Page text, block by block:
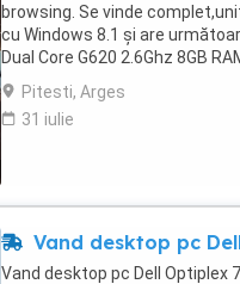
browsing. Se vinde
cu Windows 8.1 și are
Dual Core G620 2.6Ghz 8GB
GT 430 DE 2GB Preț ușor negoc
Pitesti, Arges
31 iulie
Vand desktop pc
Vand desktop pc Dell Optiplex